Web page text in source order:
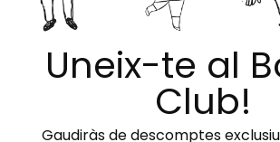
Uneix-te al
Club!
Gaudiràs de descomptes